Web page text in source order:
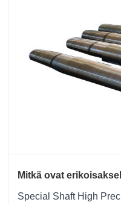
Mitkä ovat
tutkimuksessa?
Special Shaft High